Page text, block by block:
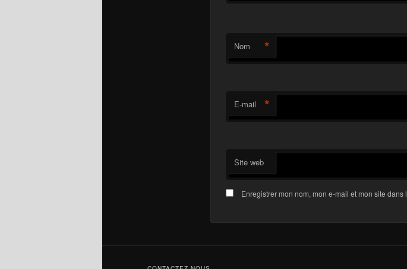
Nom *
E-mail *
Site web
Enregistrer mon nom, mon e-mail et mon site